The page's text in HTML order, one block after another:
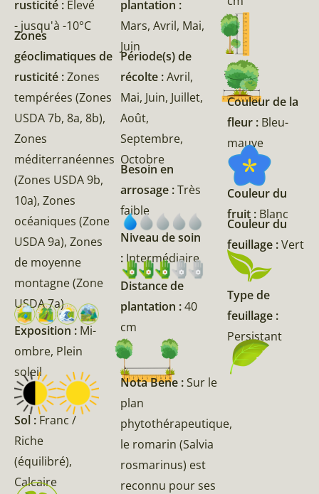
rusticité : Élevé
- jusqu'à -10°C
Zones
géoclimatiques de
rusticité :Zones
tempérées (Zones
USDA 7b, 8a, 8b),
Zones
méditerranéennes
(Zones USDA 9b,
10a), Zones
océaniques (Zone
USDA 9a), Zones
de moyenne
montagne (Zone
USDA 7a)
Exposition : Mi-
ombre, Plein
soleil
Sol : Franc /
Riche
(équilibré),
Calcaire
plantation :
Mars, Avril, Mai,
Juin
Période(s) de
récolte :Avril,
Mai, Juin, Juillet,
Août,
Septembre,
Octobre
Besoin en
arrosage :Très
faible
Niveau de soin
: Intermédiaire
Distance de
plantation :40
cm
Nota Bene :Sur le
plan
phytothérapeutique,
le romarin (Salvia
rosmarinus) est
reconnu pour ses
Couleur de la
fleur : Bleu-
mauve
Couleur du
fruit : Blanc
Couleur du
feuillage :Vert
Type de
feuillage :
Persistant